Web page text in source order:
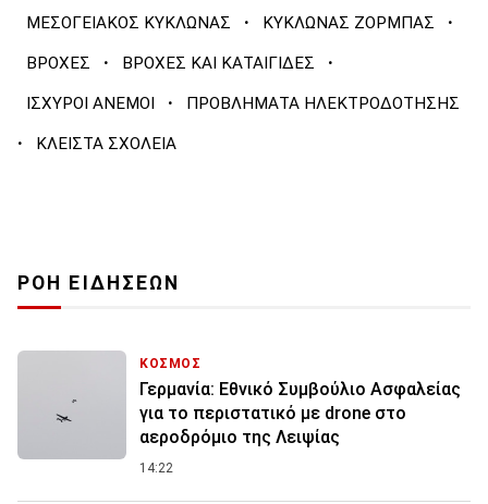
ΜΕΣΟΓΕΙΑΚΟΣ ΚΥΚΛΩΝΑΣ · ΚΥΚΛΩΝΑΣ ΖΟΡΜΠΑΣ ·
ΒΡΟΧΕΣ · ΒΡΟΧΕΣ ΚΑΙ ΚΑΤΑΙΓΙΔΕΣ ·
ΙΣΧΥΡΟΙ ΑΝΕΜΟΙ · ΠΡΟΒΛΗΜΑΤΑ ΗΛΕΚΤΡΟΔΟΤΗΣΗΣ
· ΚΛΕΙΣΤΑ ΣΧΟΛΕΙΑ
ΡΟΗ ΕΙΔΗΣΕΩΝ
ΚΟΣΜΟΣ
Γερμανία: Εθνικό Συμβούλιο Ασφαλείας
για το περιστατικό με drone στο
αεροδρόμιο της Λειψίας
14:22